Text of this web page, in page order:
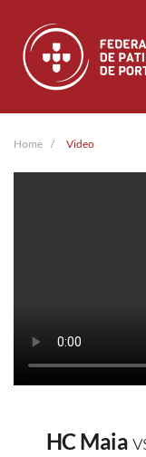
Skip to main
Home Video
HC Maia